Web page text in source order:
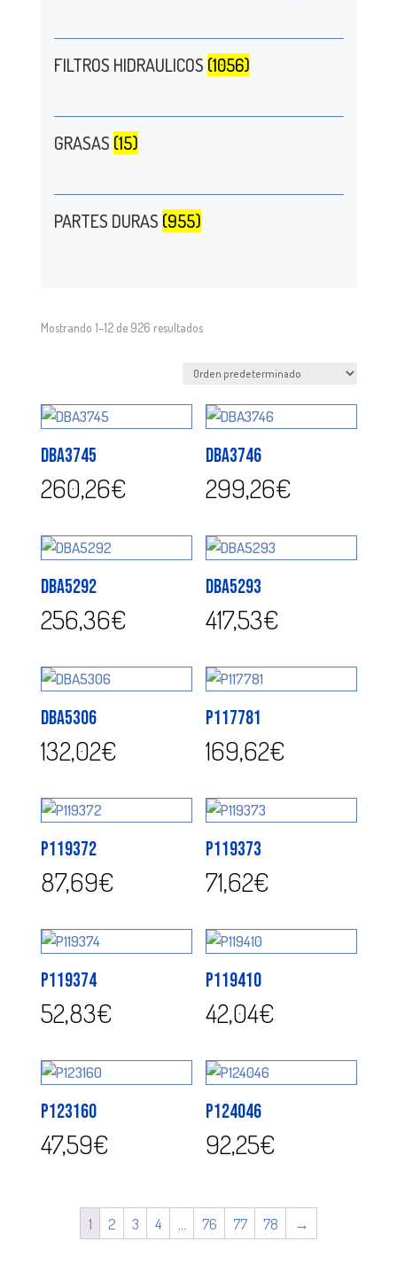
FILTROS HIDRAULICOS (1056)
GRASAS (15)
PARTES DURAS (955)
Mostrando 1–12 de 926 resultados
DBA3745
260,26€
DBA3746
299,26€
DBA5292
256,36€
DBA5293
417,53€
DBA5306
132,02€
P117781
169,62€
P119372
87,69€
P119373
71,62€
P119374
52,83€
P119410
42,04€
P123160
47,59€
P124046
92,25€
1 2 3 4 76 77 78 →